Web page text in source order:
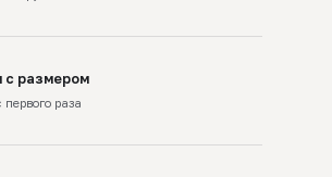
с размером
первого раза